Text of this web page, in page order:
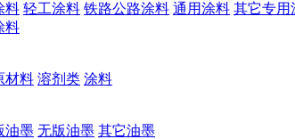
料 轻工涂料 铁路公路涂料 通用涂料 其它专用
料
材料 溶剂类 涂料
油墨 无版油墨 其它油墨